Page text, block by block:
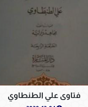
فتاوى علي الطنطاوي